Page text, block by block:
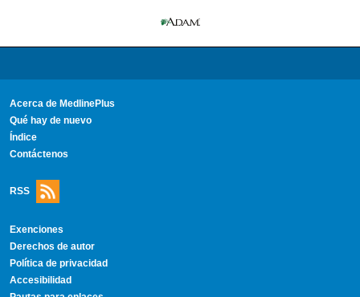
Acerca de MedlinePlus
Qué hay de nuevo
Índice
Contáctenos
RSS
Exenciones
Derechos de autor
Política de privacidad
Accesibilidad